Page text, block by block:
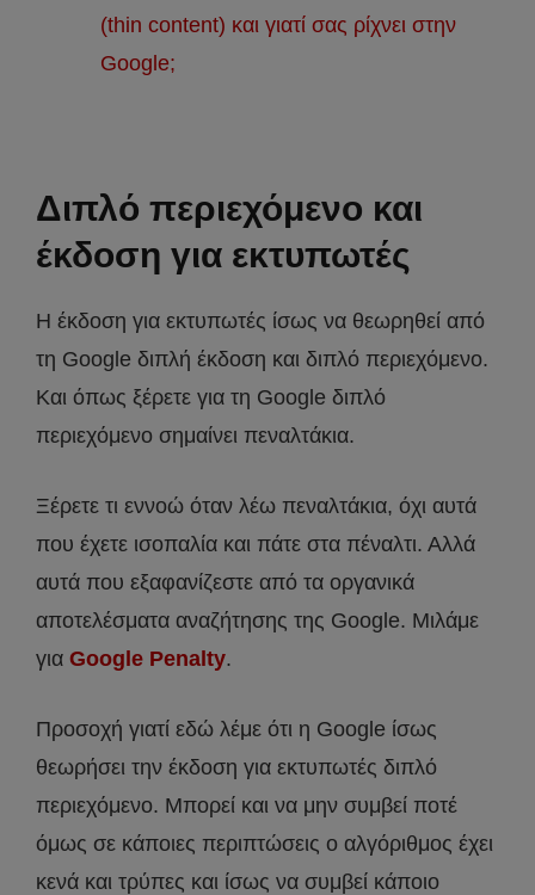
(thin content) και γιατί σας ρίχνει στην
Google;
Διπλό περιεχόμενο και
έκδοση για εκτυπωτές
Η έκδοση για εκτυπωτές ίσως να θεωρηθεί από
τη Google διπλή έκδοση και διπλό περιεχόμενο.
Και όπως ξέρετε για τη Google διπλό
περιεχόμενο σημαίνει πεναλτάκια.
Ξέρετε τι εννοώ όταν λέω πεναλτάκια, όχι αυτά
που έχετε ισοπαλία και πάτε στα πέναλτι. Αλλά
αυτά που εξαφανίζεστε από τα οργανικά
αποτελέσματα αναζήτησης της Google. Μιλάμε
για Google Penalty.
Προσοχή γιατί εδώ λέμε ότι η Google ίσως
θεωρήσει την έκδοση για εκτυπωτές διπλό
περιεχόμενο. Μπορεί και να μην συμβεί ποτέ
όμως σε κάποιες περιπτώσεις ο αλγόριθμος έχει
κενά και τρύπες και ίσως να συμβεί κάποιο